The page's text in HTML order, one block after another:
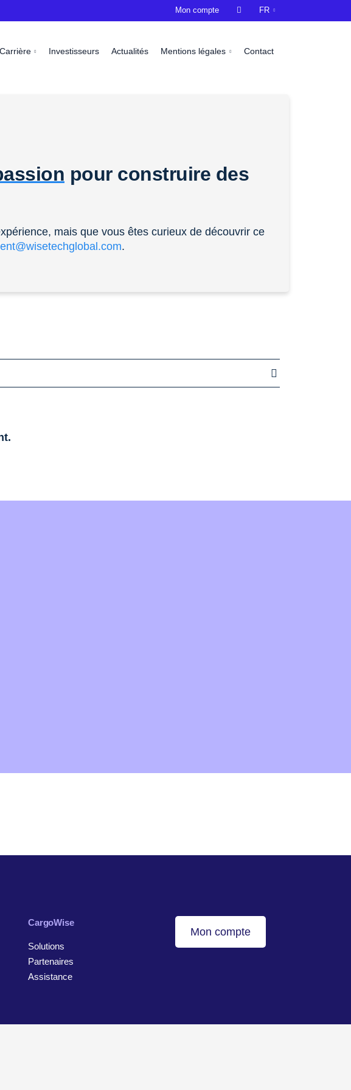
Carrière Investisseurs Actualités Mentions légales Contact
Mon compte  FR
pour construire des
mais que vous êtes curieux de découvrir ce
.
CargoWise
Solutions
Partenaires
Assistance
Mon compte